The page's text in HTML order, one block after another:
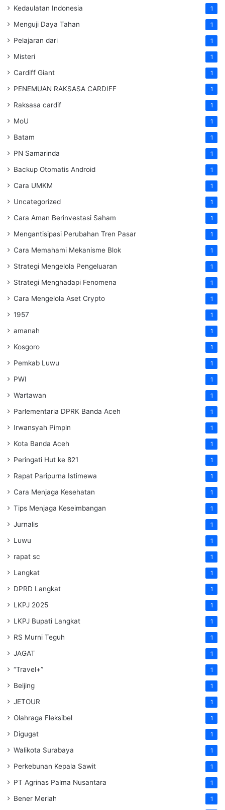
Kedaulatan Indonesia 1
Menguji Daya Tahan 1
Pelajaran dari 1
Misteri 1
Cardiff Giant 1
PENEMUAN RAKSASA CARDIFF 1
Raksasa cardif 1
MoU 1
Batam 1
PN Samarinda 1
Backup Otomatis Android 1
Cara UMKM 1
Uncategorized 1
Cara Aman Berinvestasi Saham 1
Mengantisipasi Perubahan Tren Pasar 1
Cara Memahami Mekanisme Blok 1
Strategi Mengelola Pengeluaran 1
Strategi Menghadapi Fenomena 1
Cara Mengelola Aset Crypto 1
1957 1
amanah 1
Kosgoro 1
Pemkab Luwu 1
PWI 1
Wartawan 1
Parlementaria DPRK Banda Aceh 1
Irwansyah Pimpin 1
Kota Banda Aceh 1
Peringati Hut ke 821 1
Rapat Paripurna Istimewa 1
Cara Menjaga Kesehatan 1
Tips Menjaga Keseimbangan 1
Jurnalis 1
Luwu 1
rapat sc 1
Langkat 1
DPRD Langkat 1
LKPJ 2025 1
LKPJ Bupati Langkat 1
RS Murni Teguh 1
JAGAT 1
“Travel+” 1
Beijing 1
JETOUR 1
Olahraga Fleksibel 1
Digugat 1
Walikota Surabaya 1
Perkebunan Kepala Sawit 1
PT Agrinas Palma Nusantara 1
Bener Meriah 1